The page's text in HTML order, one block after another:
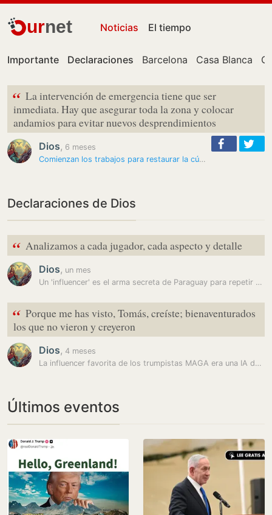
urnet Noticias El tiempo
Importante Declaraciones Barcelona Casa Blanca
“ La intervención de emergencia tiene que ser
inmediata. Hay que asegurar toda la zona y colocar
andamios para evitar nuevos desprendimientos
Dios, 6 meses
Comienzan los trabajos para restaurar la cúpula de La Purísima de…
Declaraciones de Dios
“ Analizamos a cada jugador, cada aspecto y detalle
Dios, un mes
Un 'influencer' es el arma secreta de Paraguay para repetir el milagro…
“ Porque me has visto, Tomás, creíste; bienaventurados
los que no vieron y creyeron
Dios, 4 meses
La influencer favorita de los trumpistas MAGA era una IA de un…
Últimos eventos